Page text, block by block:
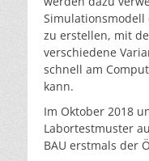
Simulationsmodell
zu erstellen, mit
verschiedene
schnell am
kann.
Im Oktober 2018
Labortestmuster
BAU erstmals der